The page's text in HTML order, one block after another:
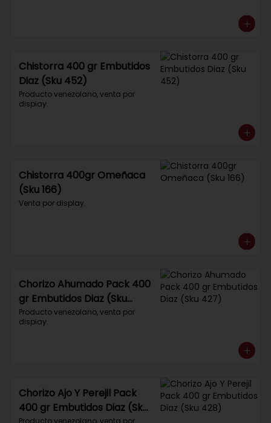
Chistorra 400 gr Embutidos
Diaz (Sku 452)
Producto venezolano, venta por
display.
Chistorra 400gr Omeñaca
(Sku 166)
Venta por display.
Chorizo Ahumado Pack 400
gr Embutidos Diaz (Sku
427)
Producto venezolano, venta por
display.
Chorizo Ajo Y Perejil Pack
400 gr Embutidos Diaz (Sku
Producto venezolano, venta por